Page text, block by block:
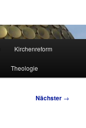
Kirchenreform
Theologie
Nächster →